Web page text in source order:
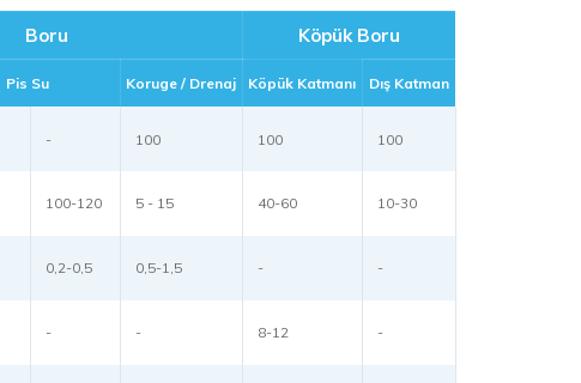
Boru Köpük Boru
Pis Su Koruge / Drenaj Köpük Katmanı Dış Katman
- 100 100 100
100-120 5 - 15 40-60 10-30
0,2-0,5 0,5-1,5 - -
- - 8-12 -